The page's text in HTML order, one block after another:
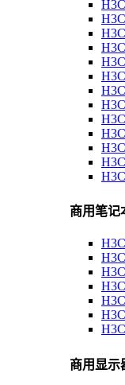
商用笔记
商用显示